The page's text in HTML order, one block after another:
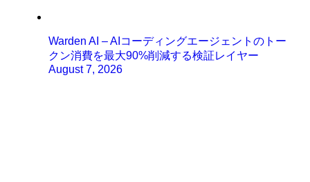
Warden AI – AIコーディングエージェントのトー
クン消費を最大90%削減する検証レイヤー
August 7, 2026